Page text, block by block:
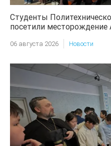
Студенты
посетили месторождение
06 августа 2026 Новости